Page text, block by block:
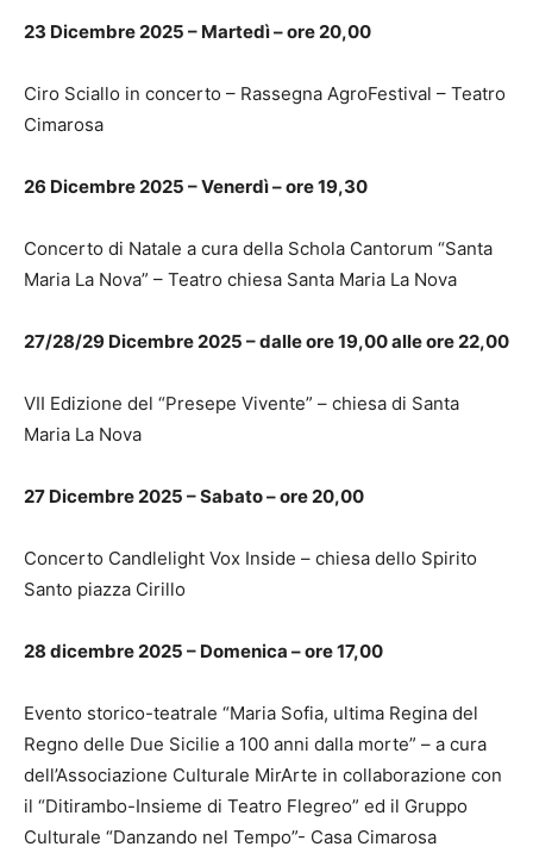
23 Dicembre 2025 – Martedì – ore 20,00
Ciro Sciallo in concerto – Rassegna AgroFestival – Teatro
Cimarosa
26 Dicembre 2025 – Venerdì – ore 19,30
Concerto di Natale a cura della Schola Cantorum “Santa
Maria La Nova” – Teatro chiesa Santa Maria La Nova
27/28/29 Dicembre 2025 – dalle ore 19,00 alle ore 22,00
VII Edizione del “Presepe Vivente” – chiesa di Santa
Maria La Nova
27 Dicembre 2025 – Sabato – ore 20,00
Concerto Candlelight Vox Inside – chiesa dello Spirito
Santo piazza Cirillo
28 dicembre 2025 – Domenica – ore 17,00
Evento storico-teatrale “Maria Sofia, ultima Regina del
Regno delle Due Sicilie a 100 anni dalla morte” – a cura
dell’Associazione Culturale MirArte in collaborazione con
il “Ditirambo-Insieme di Teatro Flegreo” ed il Gruppo
Culturale “Danzando nel Tempo”- Casa Cimarosa